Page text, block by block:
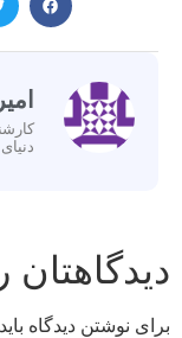
دیدگاهتان
برای نوشتن دیدگاه باید